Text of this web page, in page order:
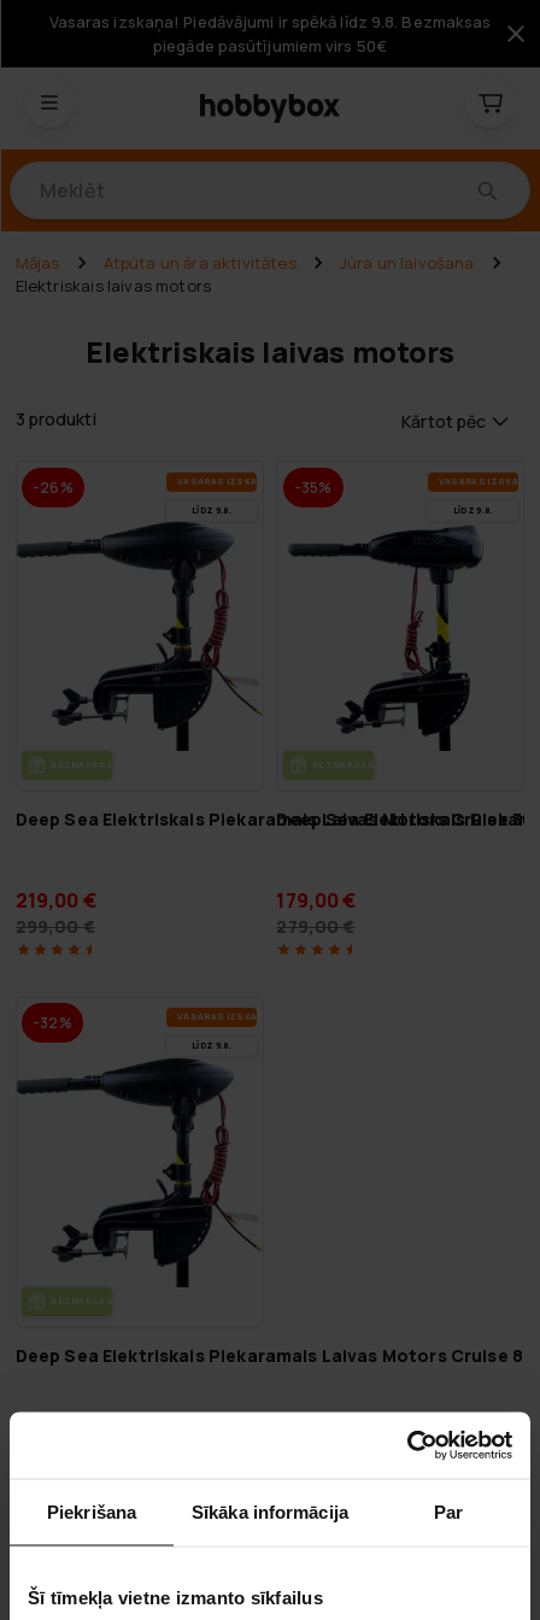
Piekrišana Sīkāka informācija Par
Šī tīmekļa vietne izmanto sīkfailus
Vasaras izskaņa! Piedāvājumi ir spēkā līdz 9.8. Bezmaksas
piegāde pasūtījumiem virs 50€
Mājas Atpūta un āra aktivitātes
Jūra un laivošana
Elektriskais laivas motors
Elektriskais laivas motors
3 produkti Kārtot pēc
-26% VA­SA­RAS IZ­SKA­ŅA
LĪDZ 9.8.
BEZ­MAK­SAS PIE­GĀ­DE
Deep Sea Elektriskais Piekaramais Laivas Motors Cruise
219,00 €
299,00 €
-35% VA­SA­RAS IZ­SKA­ŅA
LĪDZ 9.8.
BEZ­MAK­SAS PIE­GĀ­DE
Deep Sea Elektriskais
179,00 €
279,00 €
-32% VA­SA­RAS IZ­SKA­ŅA
LĪDZ 9.8.
BEZ­MAK­SAS PIE­GĀ­DE
Deep Sea Elektriskais Piekaramais Laivas Motors Cruise